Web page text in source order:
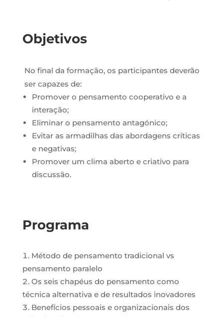
Objetivos
No final da formação, os participantes deverão
ser capazes de:
Promover o pensamento cooperativo e a
interação;
Eliminar o pensamento antagónico;
Evitar as armadilhas das abordagens críticas
e negativas;
Promover um clima aberto e criativo para
discussão.
Programa
Método de pensamento tradicional vs
pensamento paralelo
Os seis chapéus do pensamento como
técnica alternativa e de resultados inovadores
Benefícios pessoais e organizacionais dos